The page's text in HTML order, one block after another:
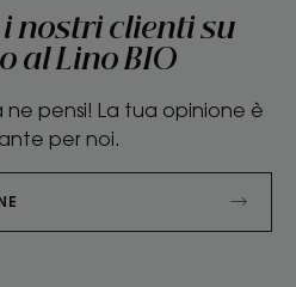
nostri clienti su
al Lino BIO
pensi! La tua opinione è
per noi.